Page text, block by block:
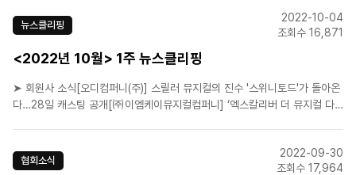
컬 〈광주〉 연극의 본고장 미국 브..
뉴스클리핑
2022-10-04
조회수 16,871
<2022년 10월> 1주 뉴스클리핑
➤ 회원사 소식[오디컴퍼니(주)] 스릴러 뮤지컬의 진수 '스위니토드'가 돌아온
다…28일 캐스팅 공개[㈜이엠케이뮤지컬컴퍼니] ‘엑스칼리버 더 뮤지컬 다
내달 30일까지 공연 연장…6회차 추가[(주)에..
협회소식
2022-09-30
조회수 17,964